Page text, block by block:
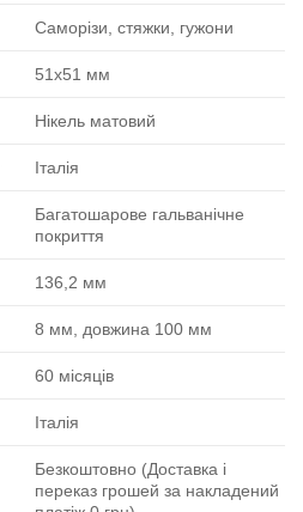
Саморізи, стяжки, гужони
51x51 мм
Нікель матовий
Італія
Багатошарове гальванічне
покриття
136,2 мм
8 мм, довжина 100 мм
60 місяців
Італія
Безкоштовно (Доставка і
переказ грошей за накладений